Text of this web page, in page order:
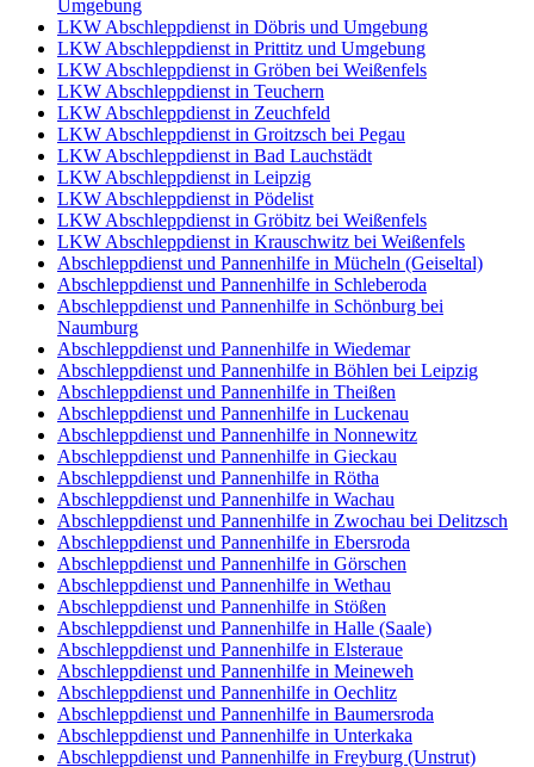
Umgebung
LKW Abschleppdienst in Döbris und Umgebung
LKW Abschleppdienst in Prittitz und Umgebung
LKW Abschleppdienst in Gröben bei Weißenfels
LKW Abschleppdienst in Teuchern
LKW Abschleppdienst in Zeuchfeld
LKW Abschleppdienst in Groitzsch bei Pegau
LKW Abschleppdienst in Bad Lauchstädt
LKW Abschleppdienst in Leipzig
LKW Abschleppdienst in Pödelist
LKW Abschleppdienst in Gröbitz bei Weißenfels
LKW Abschleppdienst in Krauschwitz bei Weißenfels
Abschleppdienst und Pannenhilfe in Mücheln (Geiseltal)
Abschleppdienst und Pannenhilfe in Schleberoda
Abschleppdienst und Pannenhilfe in Schönburg bei
Naumburg
Abschleppdienst und Pannenhilfe in Wiedemar
Abschleppdienst und Pannenhilfe in Böhlen bei Leipzig
Abschleppdienst und Pannenhilfe in Theißen
Abschleppdienst und Pannenhilfe in Luckenau
Abschleppdienst und Pannenhilfe in Nonnewitz
Abschleppdienst und Pannenhilfe in Gieckau
Abschleppdienst und Pannenhilfe in Rötha
Abschleppdienst und Pannenhilfe in Wachau
Abschleppdienst und Pannenhilfe in Zwochau bei Delitzsch
Abschleppdienst und Pannenhilfe in Ebersroda
Abschleppdienst und Pannenhilfe in Görschen
Abschleppdienst und Pannenhilfe in Wethau
Abschleppdienst und Pannenhilfe in Stößen
Abschleppdienst und Pannenhilfe in Halle (Saale)
Abschleppdienst und Pannenhilfe in Elsteraue
Abschleppdienst und Pannenhilfe in Meineweh
Abschleppdienst und Pannenhilfe in Oechlitz
Abschleppdienst und Pannenhilfe in Baumersroda
Abschleppdienst und Pannenhilfe in Unterkaka
Abschleppdienst und Pannenhilfe in Freyburg (Unstrut)